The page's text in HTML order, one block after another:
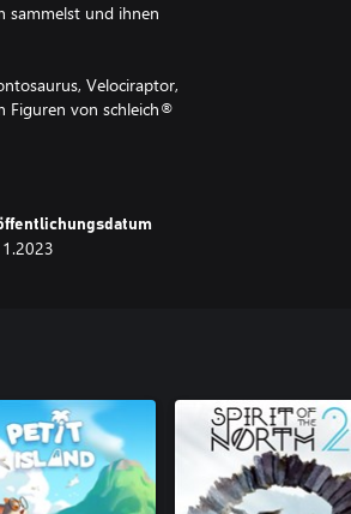
sammelst und ihnen
Velociraptor,
Figuren von schleich®